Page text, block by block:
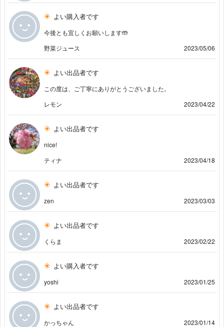
よい購入者です
今後とも宜しくお願いします🤲
野菜ジュース
2023/05/06
よい出品者です
この度は、ご丁寧にありがとうございました。
レモン
2023/04/22
よい出品者です
nice!
ティナ
2023/04/18
よい出品者です
zen 2023/03/03
よい出品者です
くらま 2023/02/22
よい購入者です
yoshi 2023/01/25
よい出品者です
かっちゃん 2023/01/14